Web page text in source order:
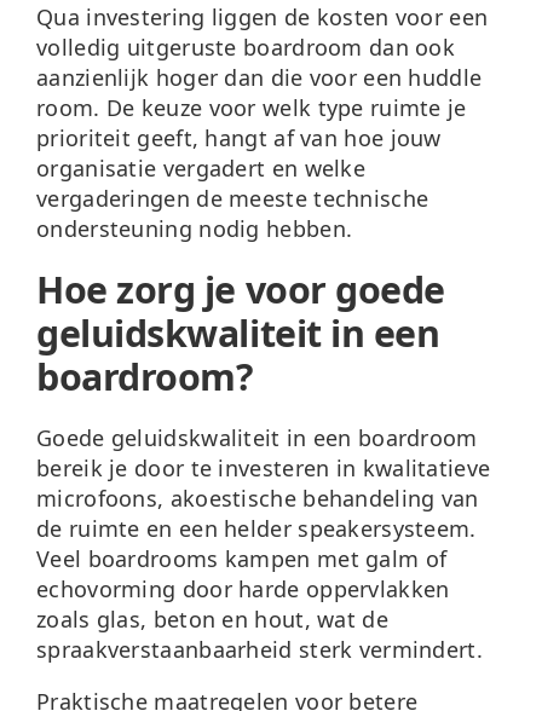
Qua investering liggen de kosten voor een
volledig uitgeruste boardroom dan ook
aanzienlijk hoger dan die voor een huddle
room. De keuze voor welk type ruimte je
prioriteit geeft, hangt af van hoe jouw
organisatie vergadert en welke
vergaderingen de meeste technische
ondersteuning nodig hebben.
Hoe zorg je voor goede
geluidskwaliteit in een
boardroom?
Goede geluidskwaliteit in een boardroom
bereik je door te investeren in kwalitatieve
microfoons, akoestische behandeling van
de ruimte en een helder speakersysteem.
Veel boardrooms kampen met galm of
echovorming door harde oppervlakken
zoals glas, beton en hout, wat de
spraakverstaanbaarheid sterk vermindert.
Praktische maatregelen voor betere